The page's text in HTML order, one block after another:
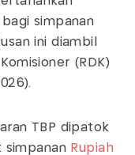
bagi simpanan
ini diambil
(RDK)
TBP dipatok
Rupiah